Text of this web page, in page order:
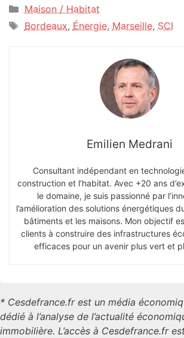
Catégories
Maison / Habitat
Étiquettes
Bordeaux, Énergie, Marseille, SCI
Emilien Medrani
Consultant indépendant en
construction et l’habitat. Avec +20 ans
le domaine, je suis passionné par
l’amélioration des solutions énergétiques
bâtiments et les maisons. Mon objectif
clients à construire des infrastructures
efficaces pour un avenir plus vert et
* Cesdefrance.fr est un média
dédié à l’analyse de l’actualité
immobilière. L’accès à Cesdefrance.fr